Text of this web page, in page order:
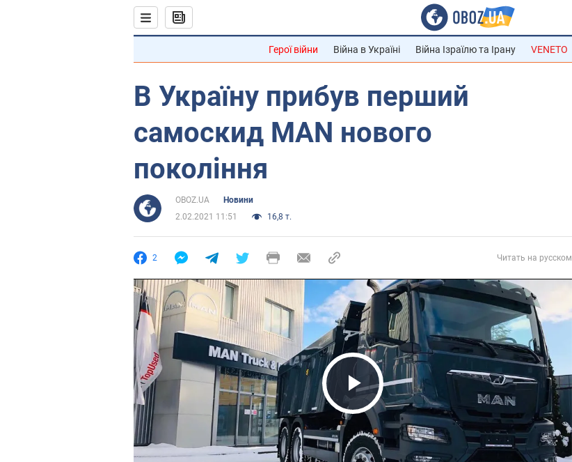
Герої війни Війна в Україні Війна Ізраїлю та Ірану VENETO
В Україну прибув перший
самоскид MAN нового
покоління
OBOZ.UA
Новини
2.02.2021 11:51
16,8 т.
2 Читать на русском
Play Video